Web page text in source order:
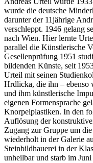
wurde die deutsche
darunter der 11jährige
verschleppt. 1946 gelang
nach Wien. Hier lernte
parallel die Künstlerische
Gesellenprüfung 1951
bildenden Künste, seit
Urteil mit seinen
Hrdlicka, die ihn – ebenso
und ihm künstlerische
eigenen Formensprache
Knorpelplastiken. In den
Auflösung der
Zugang zur Gruppe um
wiederholt in der Galerie
Steinbildhauerei in der
unheilbar und starb im Juni